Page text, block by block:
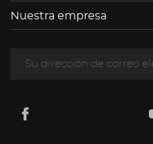
Nuestra empresa